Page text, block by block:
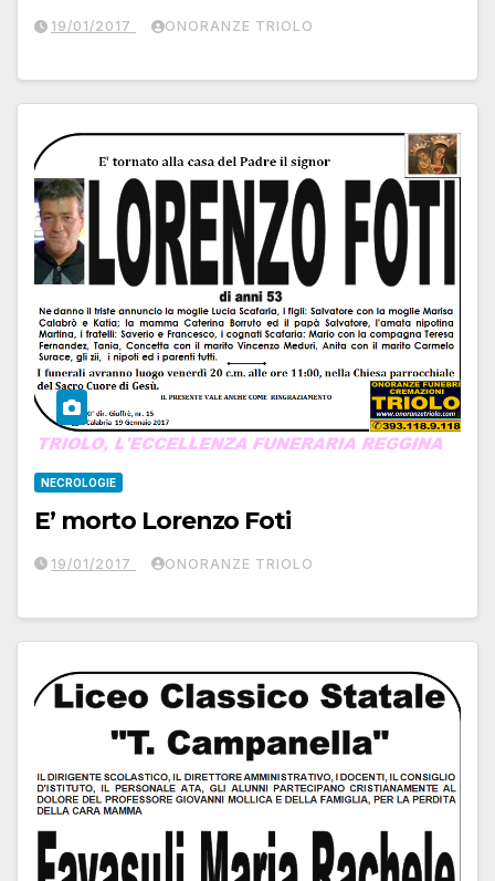
19/01/2017 ONORANZE TRIOLO
NECROLOGIE
E’ morto Lorenzo Foti
19/01/2017 ONORANZE TRIOLO